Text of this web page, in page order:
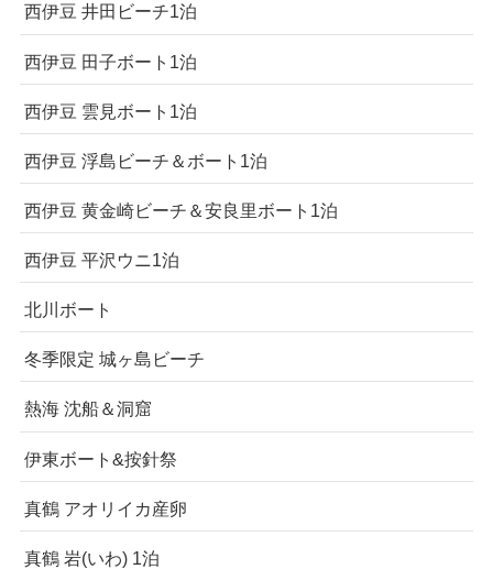
西伊豆 井田ビーチ1泊
西伊豆 田子ボート1泊
西伊豆 雲見ボート1泊
西伊豆 浮島ビーチ＆ボート1泊
西伊豆 黄金崎ビーチ＆安良里ボート1泊
西伊豆 平沢ウニ1泊
北川ボート
冬季限定 城ヶ島ビーチ
熱海 沈船＆洞窟
伊東ボート&按針祭
真鶴 アオリイカ産卵
真鶴 岩(いわ) 1泊